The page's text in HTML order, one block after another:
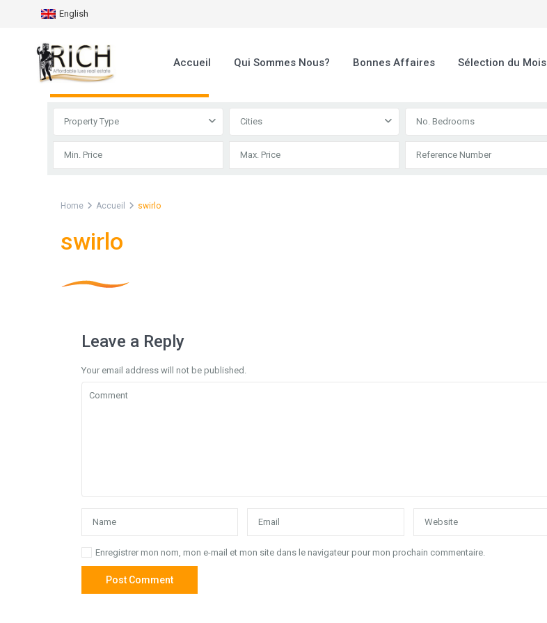
English
Accueil Qui Sommes Nous? Bonnes Affaires Sélection du Mois
Advanced Search
Property Type Cities No. Bedrooms
Home Accueil swirlo
swirlo
Leave a Reply
Your email address will not be published.
Enregistrer mon nom, mon e-mail et mon site dans le navigateur pour mon prochain commentaire.